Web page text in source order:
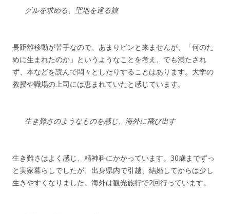
グルを求める、聖地を巡る旅
長距離移動が苦手なので、あまりピンと来ませんが、「何のた
めに生まれたのか」というようなことを考え、でも満たされ
ず、本などを読んで悶々としたりすることはあります。大学の
教授や職場の上司には恵まれていたと感じています。
生き難さのようなものを感じ、海外に飛び出す
生き難さはよく感じ、精神科にかかっています。30歳までずっ
と実家暮らしでしたが、出身県内で引越、結婚してからは少し
生きやすくなりました。海外は観光旅行で2回行っています。